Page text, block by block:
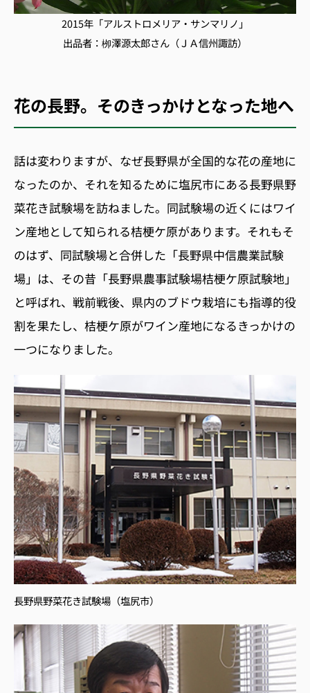
2015年「アルストロメリア・サンマリノ」
出品者：栁澤源太郎さん（ＪＡ信州諏訪）
花の長野。そのきっかけとなった地へ
話は変わりますが、なぜ長野県が全国的な花の産地に
なったのか、それを知るために塩尻市にある長野県野
菜花き試験場を訪ねました。同試験場の近くにはワイ
ン産地として知られる桔梗ケ原があります。それもそ
のはず、同試験場と合併した「長野県中信農業試験
場」は、その昔「長野県農事試験場桔梗ケ原試験地」
と呼ばれ、戦前戦後、県内のブドウ栽培にも指導的役
割を果たし、桔梗ケ原がワイン産地になるきっかけの
一つになりました。
長野県野菜花き試験場（塩尻市）